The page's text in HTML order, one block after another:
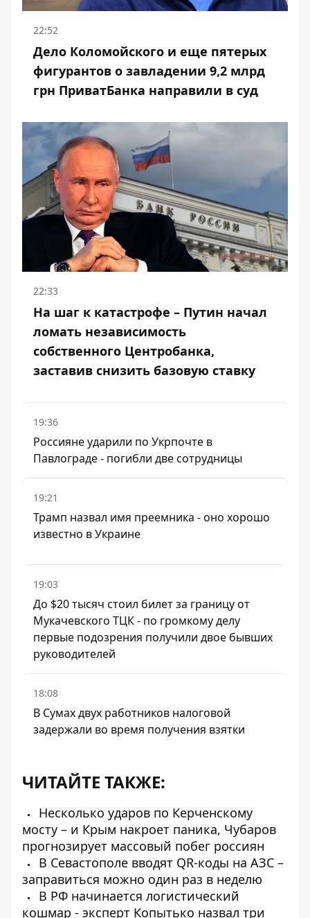
22:52
Дело Коломойского и еще пятерых
фигурантов о завладении 9,2 млрд
грн ПриватБанка направили в суд
22:33
На шаг к катастрофе – Путин начал
ломать независимость
собственного Центробанка,
заставив снизить базовую ставку
19:36
Россияне ударили по Укрпочте в
Павлограде - погибли две сотрудницы
19:21
Трамп назвал имя преемника - оно хорошо
известно в Украине
19:03
До $20 тысяч стоил билет за границу от
Мукачевского ТЦК - по громкому делу
первые подозрения получили двое бывших
руководителей
18:08
В Сумах двух работников налоговой
задержали во время получения взятки
ЧИТАЙТЕ ТАКЖЕ:
Несколько ударов по Керченскому
мосту – и Крым накроет паника, Чубаров
прогнозирует массовый побег россиян
В Севастополе вводят QR-коды на АЗС –
заправиться можно один раз в неделю
В РФ начинается логистический
кошмар - эксперт Копытько назвал три